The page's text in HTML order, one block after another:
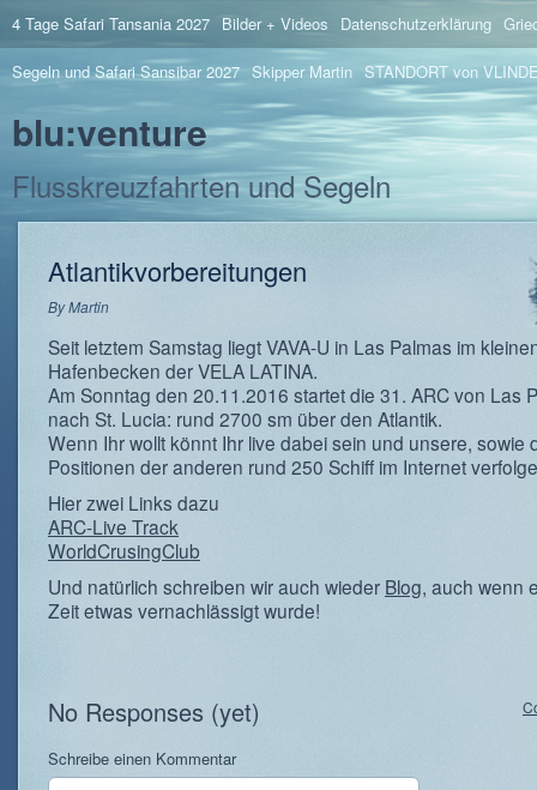
4 Tage Safari Tansania 2027 Bilder + Videos Datenschutzerklärung
Segeln und Safari Sansibar 2027 Skipper Martin STANDORT von
blu:venture
Flusskreuzfahrten und Segeln
Atlantikvorbereitungen
ByMartin
Seit letztem Samstag liegt VAVA-U in Las Palmas im
Hafenbecken der VELA LATINA.
Am Sonntag den 20.11.2016 startet die 31. ARC von Las
nach St. Lucia: rund 2700 sm über den Atlantik.
Wenn Ihr wollt könnt Ihr live dabei sein und unsere, sowie
Positionen der anderen rund 250 Schiff im Internet
Hier zwei Links dazu
ARC-Live Track
WorldCrusingClub
Und natürlich schreiben wir auch wieder Blog, auch wenn
Zeit etwas vernachlässigt wurde!
No Responses (yet)
Schreibe einen Kommentar